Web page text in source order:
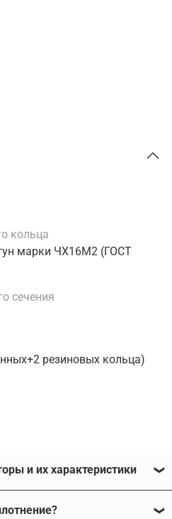
кольца
марки ЧХ16М2 (ГОСТ
сечения
резиновых кольца)